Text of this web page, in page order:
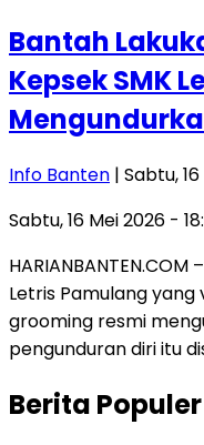
Bantah
Kepsek SMK
Info Banten | Sabtu,
Sabtu, 16 Mei 2026 -
Letris Pamulang
grooming resmi
pengunduran diri itu
Berita Populer